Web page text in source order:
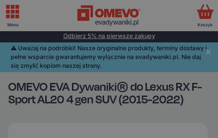
Odbierz 5% na pierwsze zakupy
⚠️️ Uważaj na podróbki! Nasze oryginalne produkty, terminy dostawy i
pełne wsparcie gwarantujemy wyłącznie na evadywaniki.pl. Nie daj
się zmylić kopiom naszej strony.
OMEVO EVA Dywaniki® do Lexus RX F-
Sport AL20 4 gen SUV (2015-2022)
Menu Koszyk